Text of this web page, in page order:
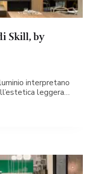
Skill, by
interpretano
leggera